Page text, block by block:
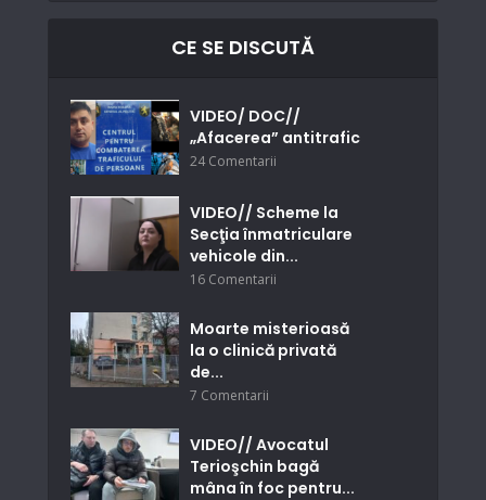
CE SE DISCUTĂ
VIDEO/ DOC//
„Afacerea” antitrafic
24 Comentarii
VIDEO// Scheme la
Secţia înmatriculare
vehicole din...
16 Comentarii
Moarte misterioasă
la o clinică privată
de...
7 Comentarii
VIDEO// Avocatul
Terioşchin bagă
mâna în foc pentru...